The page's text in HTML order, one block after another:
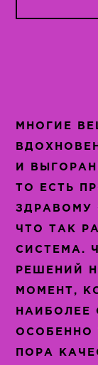
МНОГИЕ
И
ТО ЕСТЬ
ЗДРАВОМУ
ЧТО ТАК
СИСТЕМА.
РЕШЕНИЙ
МОМЕНТ,
НАИБОЛЕЕ
ОСОБЕННО
ПОРА